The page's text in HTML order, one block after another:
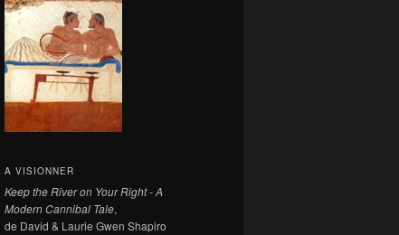
A VISIONNER
Keep the River on Your Right - A
Modern Cannibal Tale,
de David & Laurie Gwen Shapiro